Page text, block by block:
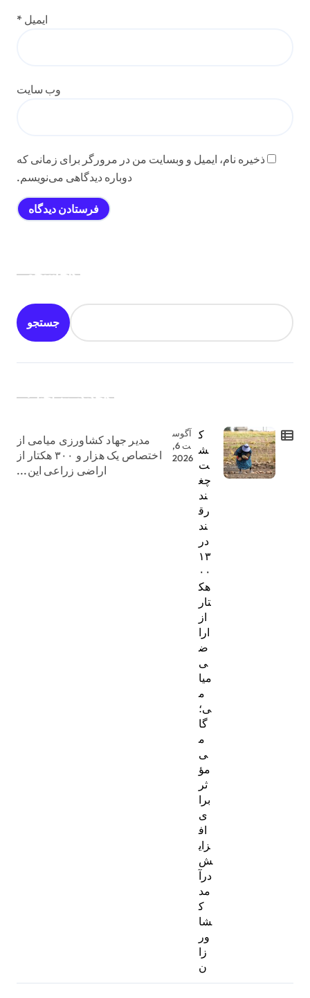
ایمیل *
وب‌ سایت
ذخیره نام، ایمیل و وبسایت من در مرورگر برای زمانی که
دوباره دیدگاهی می‌نویسم.
جستجو
جستجو
جدیدترین اخبار:
ک
ش
ت
چغ
ند
رق
ند
در
۱۳
۰۰
هک
تار
از
ارا
ض
ی
میا
م
ی؛
گا
م
ی
مؤ
ثر
برا
ی
اف
زای
ش
درآ
مد
ک
شا
ور
زا
ن
آگوس
ت 6,
2026
مدیر جهاد کشاورزی میامی از
اختصاص یک هزار و ۳۰۰ هکتار از
اراضی زراعی این...